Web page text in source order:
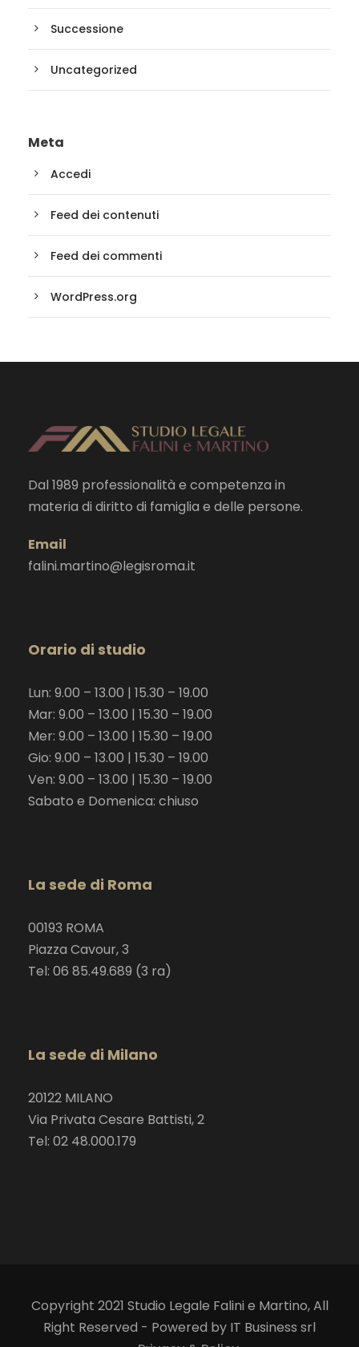
Successione
Uncategorized
Meta
Accedi
Feed dei contenuti
Feed dei commenti
WordPress.org
Dal 1989 professionalità e competenza in
materia di diritto di famiglia e delle persone.
Email
falini.martino@legisroma.it
Orario di studio
Lun: 9.00 – 13.00 | 15.30 – 19.00
Mar: 9.00 – 13.00 | 15.30 – 19.00
Mer: 9.00 – 13.00 | 15.30 – 19.00
Gio: 9.00 – 13.00 | 15.30 – 19.00
Ven: 9.00 – 13.00 | 15.30 – 19.00
Sabato e Domenica: chiuso
La sede di Roma
00193 ROMA
Piazza Cavour, 3
Tel: 06 85.49.689 (3 ra)
La sede di Milano
20122 MILANO
Via Privata Cesare Battisti, 2
Tel: 02 48.000.179
Copyright 2021 Studio Legale Falini e Martino, All
Right Reserved - Powered by IT Business srl